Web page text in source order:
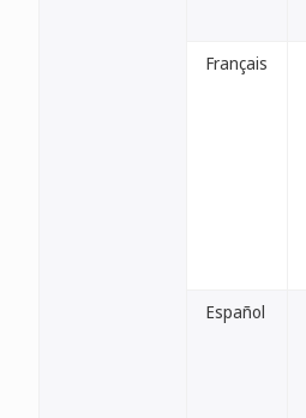
Français
Español